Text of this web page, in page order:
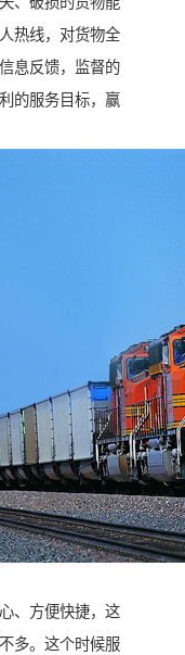
热线，对货物全
息反馈，监督的
的服务目标，赢
、方便快捷，这
多。这个时候服